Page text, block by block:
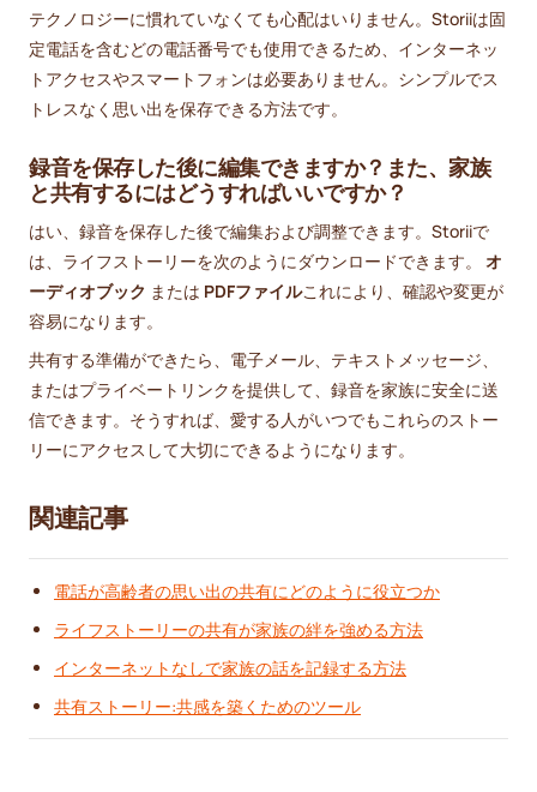
テクノロジーに慣れていなくても心配はいりません。Storiiは固
定電話を含むどの電話番号でも使用できるため、インターネッ
トアクセスやスマートフォンは必要ありません。シンプルでス
トレスなく思い出を保存できる方法です。
録音を保存した後に編集できますか？また、家族
と共有するにはどうすればいいですか？
はい、録音を保存した後で編集および調整できます。Storiiで
は、ライフストーリーを次のようにダウンロードできます。 オ
ーディオブック または PDFファイルこれにより、確認や変更が
容易になります。
共有する準備ができたら、電子メール、テキストメッセージ、
またはプライベートリンクを提供して、録音を家族に安全に送
信できます。そうすれば、愛する人がいつでもこれらのストー
リーにアクセスして大切にできるようになります。
関連記事
電話が高齢者の思い出の共有にどのように役立つか
ライフストーリーの共有が家族の絆を強める方法
インターネットなしで家族の話を記録する方法
共有ストーリー:共感を築くためのツール